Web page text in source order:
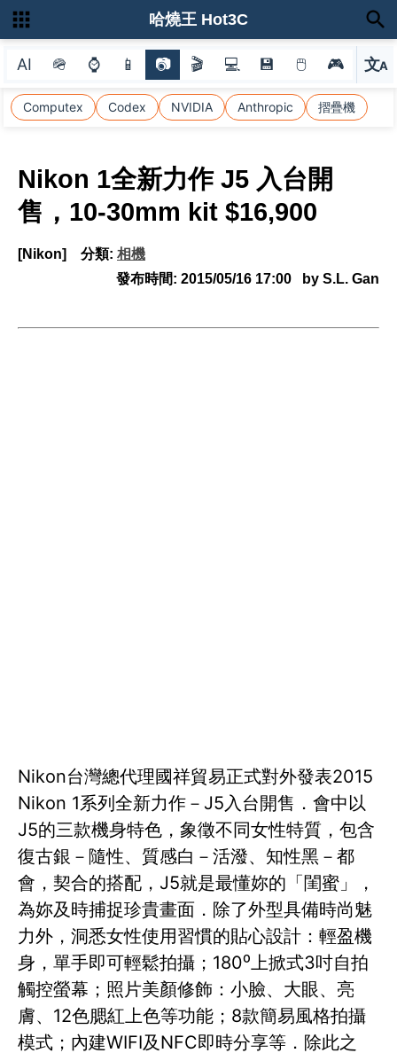
AI 🪖 ⌚ 📱 📷 🎬 💻 💾 🖱 🎮 文A
選
Computex Codex NVIDIA Anthropic 摺疊機
哈燒王 Hot3C
Nikon 1全新力作 J5 入台開
售，10-30mm kit $16,900
[Nikon] 分類: 相機
發布時間: 2015/05/16 17:00 by S.L. Gan
Nikon台灣總代理國祥貿易正式對外發表2015
Nikon 1系列全新力作－J5入台開售．會中以
J5的三款機身特色，象徵不同女性特質，包含
復古銀－隨性、質感白－活潑、知性黑－都
會，契合的搭配，J5就是最懂妳的「閨蜜」，
為妳及時捕捉珍貴畫面．除了外型具備時尚魅
力外，洞悉女性使用習慣的貼心設計：輕盈機
身，單手即可輕鬆拍攝；180⁰上掀式3吋自拍
觸控螢幕；照片美顏修飾：小臉、大眼、亮
膚、12色腮紅上色等功能；8款簡易風格拍攝
模式；內建WIFI及NFC即時分享等．除此之